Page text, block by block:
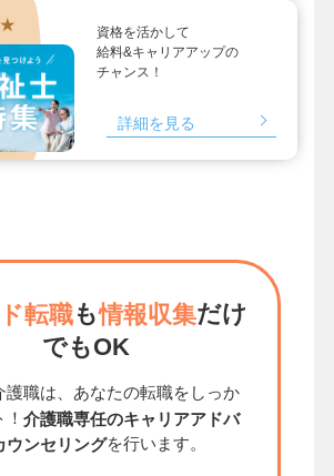
資格を活かして
給料&キャリアアップの
チャンス！
詳細を見る
転職も情報収集だけ
でもOK
護職は、あなたの転職をしっか
介護職専任のキャリアアドバ
ウンセリングを行います。